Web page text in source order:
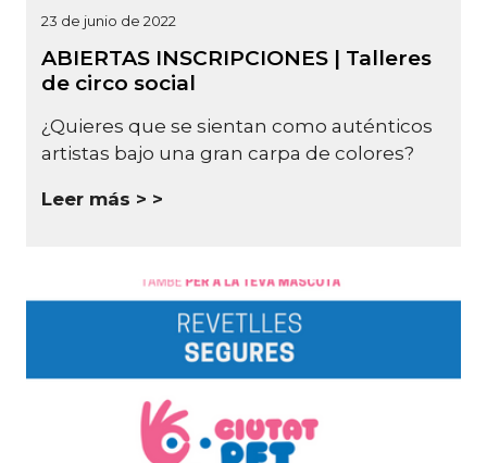
23 de junio de 2022
ABIERTAS INSCRIPCIONES | Talleres
de circo social
¿Quieres que se sientan como auténticos
artistas bajo una gran carpa de colores?
Leer más >